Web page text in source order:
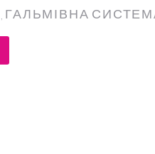
ГАЛЬМІВНА